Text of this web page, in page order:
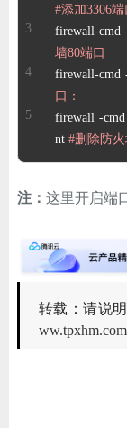
#添加3306端
firewall-cmd
墙80端口
firewall-cmd
口：
firewall -cmd
nt #删除防火
注：这里开启端
转载：请说